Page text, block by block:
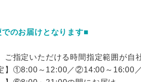
のお届けとなります■
ご指定いただける時間指定範囲が自
定】①8:00～12:00／②14:00～